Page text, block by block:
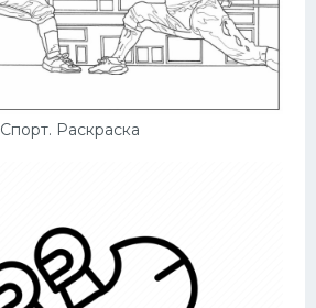
Спорт. Раскраска